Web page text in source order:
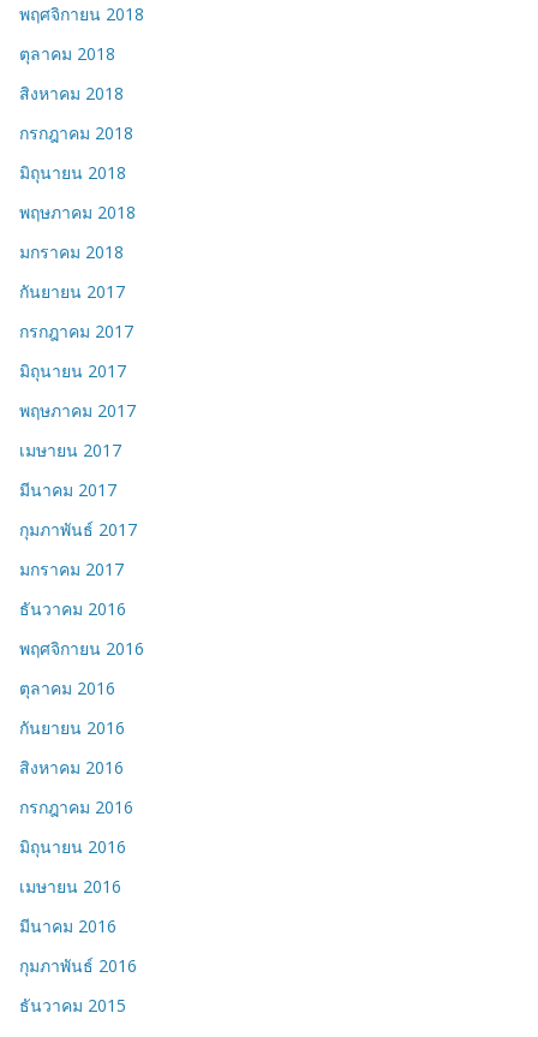
พฤศจิกายน 2018
ตุลาคม 2018
สิงหาคม 2018
กรกฎาคม 2018
มิถุนายน 2018
พฤษภาคม 2018
มกราคม 2018
กันยายน 2017
กรกฎาคม 2017
มิถุนายน 2017
พฤษภาคม 2017
เมษายน 2017
มีนาคม 2017
กุมภาพันธ์ 2017
มกราคม 2017
ธันวาคม 2016
พฤศจิกายน 2016
ตุลาคม 2016
กันยายน 2016
สิงหาคม 2016
กรกฎาคม 2016
มิถุนายน 2016
เมษายน 2016
มีนาคม 2016
กุมภาพันธ์ 2016
ธันวาคม 2015